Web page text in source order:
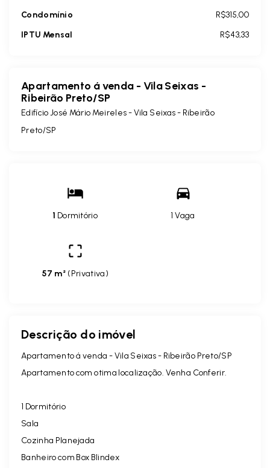
Condomínio
R$315,00
IPTU Mensal
R$43,33
Apartamento á venda - Vila Seixas -
Ribeirão Preto/SP
Edifício José Mário Meireles -Vila Seixas - Ribeirão
Preto/SP
1 Dormitório 1 Vaga
57 m² (Privativa)
Descrição do imóvel
Apartamento á venda - Vila Seixas - Ribeirão Preto/SP
Apartamento com otima localização. Venha Conferir.
1 Dormitório
Sala
Cozinha Planejada
Banheiro com Box Blindex